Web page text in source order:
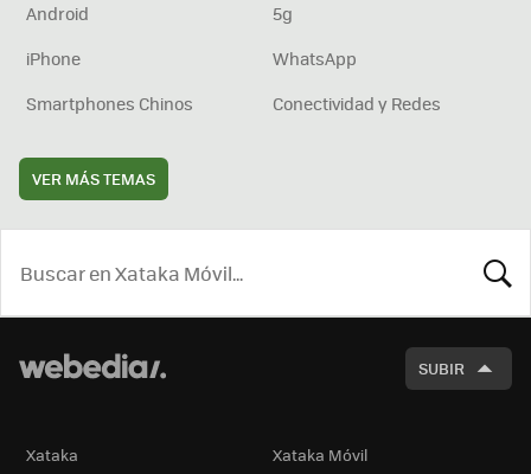
Android
5g
iPhone
WhatsApp
Smartphones Chinos
Conectividad y Redes
VER MÁS TEMAS
SUBIR
Xataka Xataka Móvil